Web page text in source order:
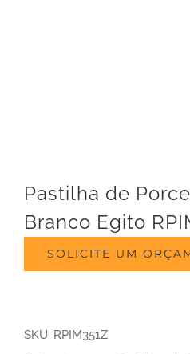
Pastilha de
Branco Egito
SOLICITE UM
SKU: RPIM351Z